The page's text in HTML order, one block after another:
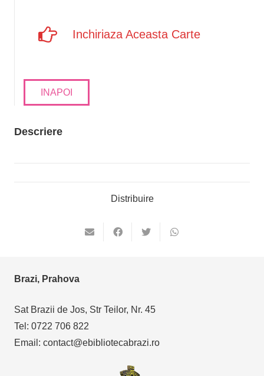
Inchiriaza Aceasta Carte
INAPOI
Descriere
Distribuire
Brazi, Prahova
Sat Brazii de Jos, Str Teilor, Nr. 45
Tel: 0722 706 822
Email: contact@ebibliotecabrazi.ro